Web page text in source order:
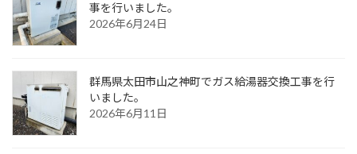
事を行いました。
2026年6月24日
群馬県太田市山之神町でガス給湯器交換工事を行
いました。
2026年6月11日